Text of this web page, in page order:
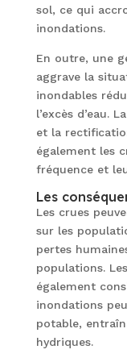
sol, ce qui
inondations.
En outre, une
aggrave la
inondables
l’excès d’eau.
et la
également les
fréquence et
Les
Les crues
sur les
pertes
populations.
également
inondations
potable,
hydriques.